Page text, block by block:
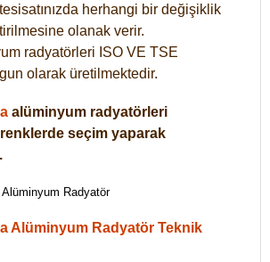
herhangi bir değişiklik
olanak verir.
radyatörleri ISO VE TSE
olarak üretilmektedir.
alüminyum radyatörleri
seçim yaparak
Alüminyum Radyatör Teknik